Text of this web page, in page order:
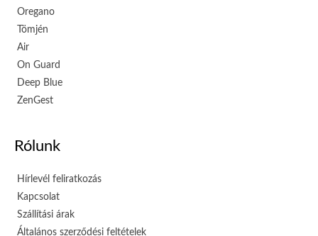
Oregano
Tömjén
Air
On Guard
Deep Blue
ZenGest
Rólunk
Hírlevél feliratkozás
Kapcsolat
Szállítási árak
Általános szerződési feltételek